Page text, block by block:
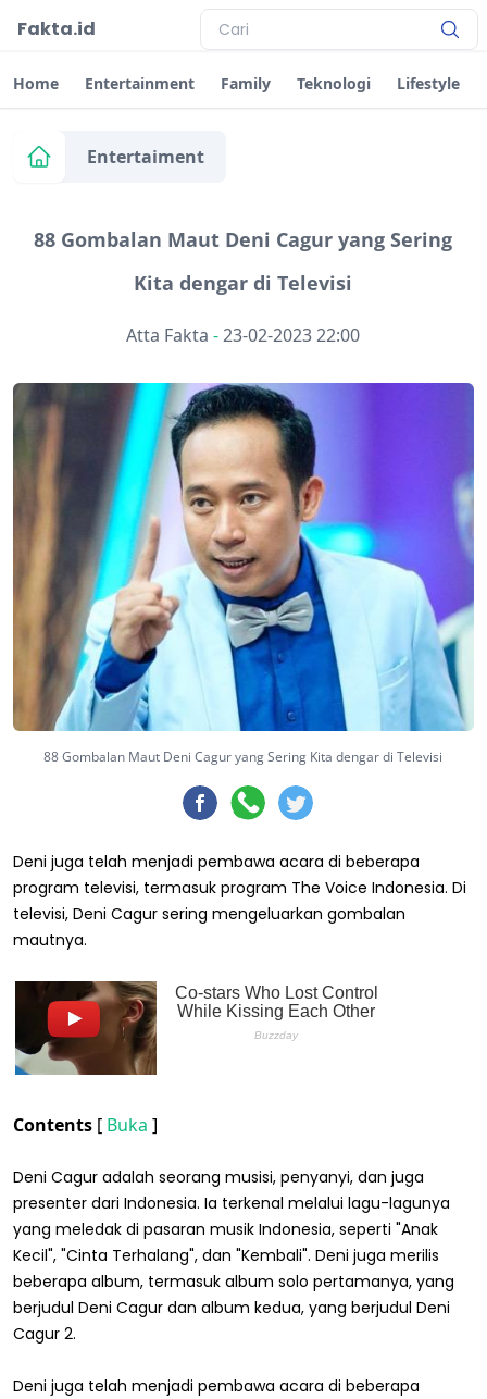
Fakta.id
Home Entertainment Family Teknologi Lifestyle
Entertaiment
88 Gombalan Maut Deni Cagur yang Sering
Kita dengar di Televisi
Atta Fakta -23-02-2023 22:00
88 Gombalan Maut Deni Cagur yang Sering Kita dengar di Televisi
Deni juga telah menjadi pembawa acara di beberapa
program televisi, termasuk program The Voice Indonesia. Di
televisi, Deni Cagur sering mengeluarkan gombalan
mautnya.
Contents [ Buka ]
Deni Cagur adalah seorang musisi, penyanyi, dan juga
presenter dari Indonesia. Ia terkenal melalui lagu-lagunya
yang meledak di pasaran musik Indonesia, seperti "Anak
Kecil", "Cinta Terhalang", dan "Kembali". Deni juga merilis
beberapa album, termasuk album solo pertamanya, yang
berjudul Deni Cagur dan album kedua, yang berjudul Deni
Cagur 2.
Deni juga telah menjadi pembawa acara di beberapa